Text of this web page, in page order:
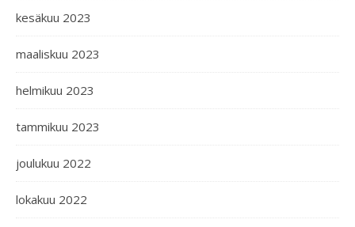
kesäkuu 2023
maaliskuu 2023
helmikuu 2023
tammikuu 2023
joulukuu 2022
lokakuu 2022